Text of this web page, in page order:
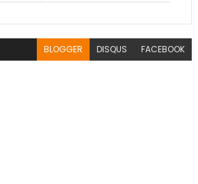
BLOGGER DISQUS FACEBOOK